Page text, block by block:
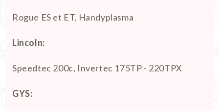
Rogue ES et ET, Handyplasma
Lincoln:
Speedtec 200c, Invertec 175TP - 220TPX
GYS: